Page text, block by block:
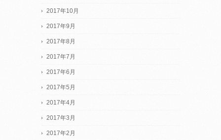
2017年10月
2017年9月
2017年8月
2017年7月
2017年6月
2017年5月
2017年4月
2017年3月
2017年2月